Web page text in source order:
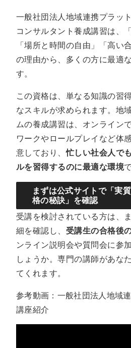
一般社団法人地域連携プラッ
コンサルタント養成講習は、
「場所と時間の自由」「高い
の理由から、多くの方に最適
す。
この資格は、単なる知識の習
なスキルが求められます。地
ムの養成講習は、オンライン
ワークやロールプレイなど体
意しており、忙しい社会人で
ルを習得するのに最適な環境
まずは公式サイトで「実
格の秘訣」を確認
受講を検討されている方は、
細を確認し、 受講生の合格後
ンライン説明会や質問会に参
しょうか。専門の講師があな
てくれます。
参考動画：一般社団法人地域
講座紹介